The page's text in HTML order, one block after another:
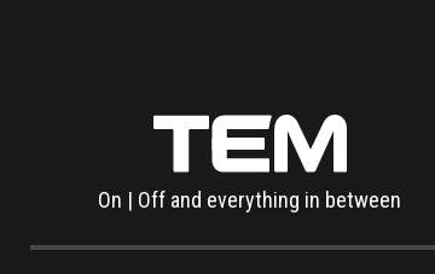
On | Off and everything in between